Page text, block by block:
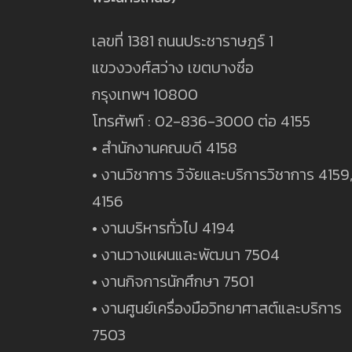
เลขที่ 1381 ถนนประชาราษฎร์ 1
แขวงวงศ์สว่าง เขตบางซื่อ
กรุงเทพฯ 10800
โทรศัพท์ : 02-836-3000 ต่อ 4155
• สำนักงานคณบดี 4158
• งานวิชาการ วิจัยและบริการวิชาการ 4159,
4156
• งานบริหารทั่วไป 4194
• งานวางแผนและพัฒนา 7504
• งานกิจการนักศึกษา 7501
• งานศูนย์เครื่องมือวิทยาศาสต์และบริการ
7503